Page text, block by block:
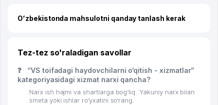
Oʻzbekistonda mahsulotni qanday tanlash kerak
Tez-tez so'raladigan savollar
❓
“VS toifadagi haydovchilarni o‘qitish - xizmatlar”
kategoriyasidagi xizmat narxi qancha?
Narx ish hajmi va shartlarga bog‘liq. Yakuniy narx bilan
smeta yoki ishlar ro‘yxatini so‘rang.